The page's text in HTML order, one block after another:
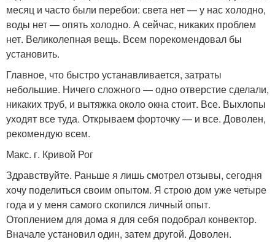
месяц и часто были перебои: света нет — у нас холодно,
воды нет — опять холодно. А сейчас, никаких проблем
нет. Великолепная вещь. Всем порекомендовал бы
установить.
Главное, что быстро устанавливается, затраты
небольшие. Ничего сложного — одно отверстие сделали,
никаких труб, и вытяжка около окна стоит. Все. Выхлопы
уходят все туда. Открываем форточку — и все. Доволен,
рекомендую всем.
Макс. г. Кривой Рог
Здравствуйте. Раньше я лишь смотрел отзывы, сегодня
хочу поделиться своим опытом. Я строю дом уже четыре
года и у меня самого скопился личный опыт.
Отоплением для дома я для себя подобрал конвектор.
Вначале установил один, затем другой. Доволен.